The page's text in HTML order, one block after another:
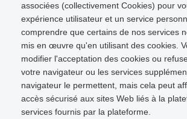
associées (collectivement Cookies) pour
expérience utilisateur et un service
comprendre que certains de nos services
mis en œuvre qu'en utilisant des cookies.
modifier l'acceptation des cookies ou
votre navigateur ou les services
navigateur le permettent, mais cela peut
accès sécurisé aux sites Web liés à la
services fournis par la plateforme.